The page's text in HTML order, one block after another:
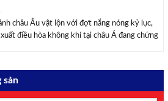
châu Âu vật lộn với đợt nắng nóng kỷ lục,
xuất điều hòa không khí tại châu Á đang chứng
sản